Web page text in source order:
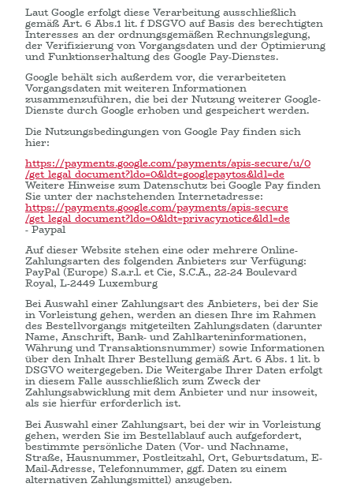
Laut Google erfolgt diese Verarbeitung ausschließlich
gemäß Art. 6 Abs.1 lit. f DSGVO auf Basis des berechtigten
Interesses an der ordnungsgemäßen Rechnungslegung,
der Verifizierung von Vorgangsdaten und der Optimierung
und Funktionserhaltung des Google Pay-Dienstes.
Google behält sich außerdem vor, die verarbeiteten
Vorgangsdaten mit weiteren Informationen
zusammenzuführen, die bei der Nutzung weiterer Google-
Dienste durch Google erhoben und gespeichert werden.
Die Nutzungsbedingungen von Google Pay finden sich
hier:
https://payments.google.com/payments/apis-secure/u/0
/get_legal_document?ldo=0&ldt=googlepaytos&ldl=de
Weitere Hinweise zum Datenschutz bei Google Pay finden
Sie unter der nachstehenden Internetadresse:
https://payments.google.com/payments/apis-secure
/get_legal_document?ldo=0&ldt=privacynotice&ldl=de
- Paypal
Auf dieser Website stehen eine oder mehrere Online-
Zahlungsarten des folgenden Anbieters zur Verfügung:
PayPal (Europe) S.a.r.l. et Cie, S.C.A., 22-24 Boulevard
Royal, L-2449 Luxemburg
Bei Auswahl einer Zahlungsart des Anbieters, bei der Sie
in Vorleistung gehen, werden an diesen Ihre im Rahmen
des Bestellvorgangs mitgeteilten Zahlungsdaten (darunter
Name, Anschrift, Bank- und Zahlkarteninformationen,
Währung und Transaktionsnummer) sowie Informationen
über den Inhalt Ihrer Bestellung gemäß Art. 6 Abs. 1 lit. b
DSGVO weitergegeben. Die Weitergabe Ihrer Daten erfolgt
in diesem Falle ausschließlich zum Zweck der
Zahlungsabwicklung mit dem Anbieter und nur insoweit,
als sie hierfür erforderlich ist.
Bei Auswahl einer Zahlungsart, bei der wir in Vorleistung
gehen, werden Sie im Bestellablauf auch aufgefordert,
bestimmte persönliche Daten (Vor- und Nachname,
Straße, Hausnummer, Postleitzahl, Ort, Geburtsdatum, E-
Mail-Adresse, Telefonnummer, ggf. Daten zu einem
alternativen Zahlungsmittel) anzugeben.